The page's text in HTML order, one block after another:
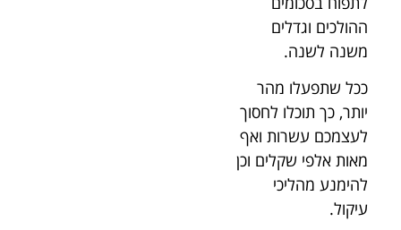
ההולכים וגדלים
משנה לשנה.
ככל שתפעלו מהר
יותר, כך תוכלו לחסוך
לעצמכם עשרות ואף
מאות אלפי שקלים וכן
להימנע מהליכי
עיקול.